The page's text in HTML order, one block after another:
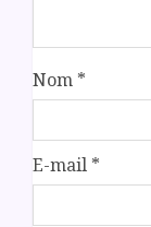
Nom *
E-mail *